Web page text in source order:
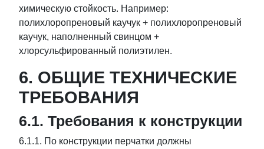
химическую стойкость. Например:
полихлоропреновый каучук + полихлоропреновый
каучук, наполненный свинцом +
хлорсульфированный полиэтилен.
6. ОБЩИЕ ТЕХНИЧЕСКИЕ
ТРЕБОВАНИЯ
6.1. Требования к конструкции
6.1.1. По конструкции перчатки должны